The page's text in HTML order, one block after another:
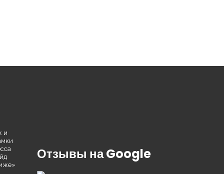
и
Отзывы на Google